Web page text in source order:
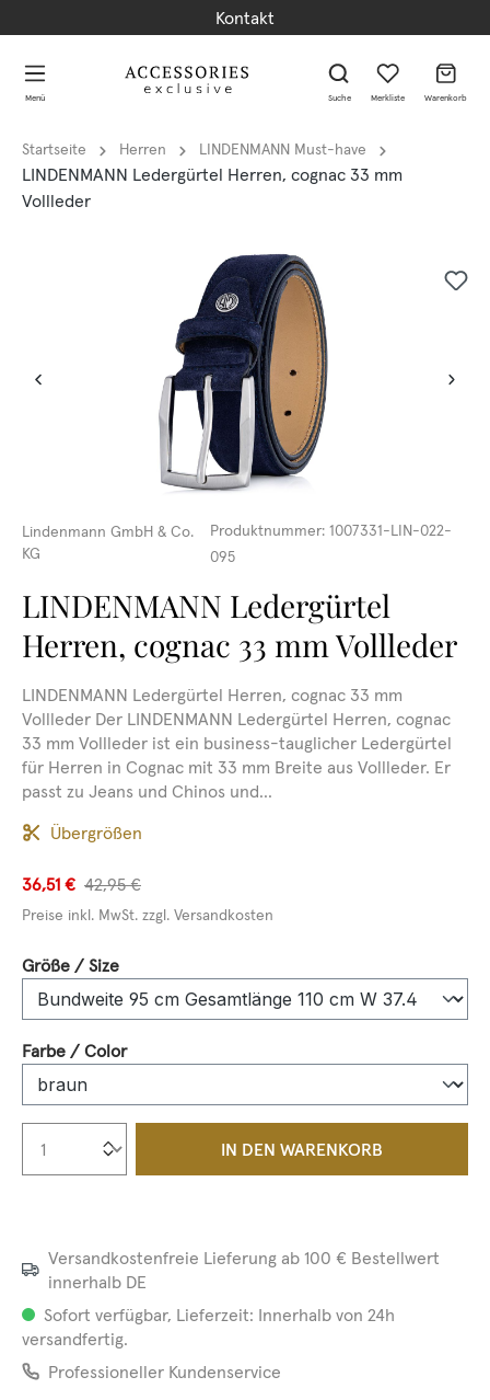
Kontakt
Menü Suche Merkliste Warenkorb
Startseite Herren LINDENMANN Must-have
LINDENMANN Ledergürtel Herren, cognac 33 mm
Vollleder
Lindenmann GmbH & Co.
KG
Produktnummer:1007331-LIN-022-
095
LINDENMANN Ledergürtel
Herren, cognac 33 mm Vollleder
LINDENMANN Ledergürtel Herren, cognac 33 mm
Vollleder Der LINDENMANN Ledergürtel Herren, cognac
33 mm Vollleder ist ein business-tauglicher Ledergürtel
für Herren in Cognac mit 33 mm Breite aus Vollleder. Er
passt zu Jeans und Chinos und...
Übergrößen
36,51 € 42,95 €
Preise inkl. MwSt. zzgl. Versandkosten
Größe / Sizeauswählen
Farbe / Colorauswählen
Produkt Anzahl: Gib den
IN DEN WARENKORB
Versandkostenfreie Lieferung ab 100 € Bestellwert
innerhalb DE
Sofort verfügbar, Lieferzeit: Innerhalb von 24h
versandfertig.
Professioneller Kundenservice